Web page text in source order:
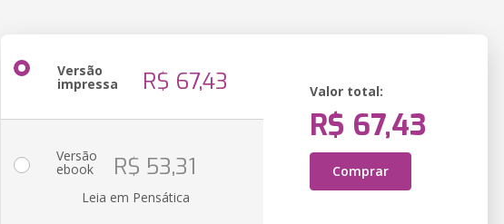
Versão
impressa R$ 67,43 Valor total:
R$ 67,43
Comprar
Versão
ebook R$ 53,31
Leia em Pensática